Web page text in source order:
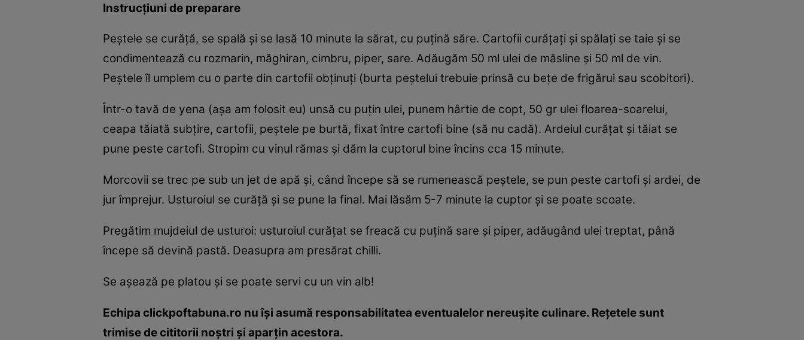
Instrucţiuni de preparare
Peştele se curăţă, se spală şi se lasă 10 minute la sărat, cu puţină săre. Cartofii curăţaţi şi spălaţi se taie şi se
condimentează cu rozmarin, măghiran, cimbru, piper, sare. Adăugăm 50 ml ulei de măsline şi 50 ml de vin.
Peştele îl umplem cu o parte din cartofii obţinuţi (burta peştelui trebuie prinsă cu beţe de frigărui sau scobitori).
Într-o tavă de yena (aşa am folosit eu) unsă cu puţin ulei, punem hârtie de copt, 50 gr ulei floarea-soarelui,
ceapa tăiată subţire, cartofii, peştele pe burtă, fixat între cartofi bine (să nu cadă). Ardeiul curăţat şi tăiat se
pune peste cartofi. Stropim cu vinul rămas şi dăm la cuptorul bine încins cca 15 minute.
Morcovii se trec pe sub un jet de apă şi, când începe să se rumenească peştele, se pun peste cartofi şi ardei, de
jur împrejur. Usturoiul se curăţă şi se pune la final. Mai lăsăm 5-7 minute la cuptor şi se poate scoate.
Pregătim mujdeiul de usturoi: usturoiul curăţat se freacă cu puţină sare şi piper, adăugând ulei treptat, până
începe să devină pastă. Deasupra am presărat chilli.
Se aşează pe platou şi se poate servi cu un vin alb!
Echipa clickpoftabuna.ro nu îşi asumă responsabilitatea eventualelor nereuşite culinare. Reţetele sunt
trimise de cititorii noştri şi aparţin acestora.